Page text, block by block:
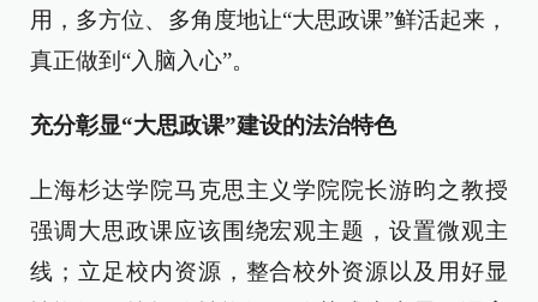
用，多方位、多角度地让“大思政课”鲜活起来，
真正做到“入脑入心”。
充分彰显“大思政课”建设的法治特色
上海杉达学院马克思主义学院院长游昀之教授
强调大思政课应该围绕宏观主题，设置微观主
线；立足校内资源，整合校外资源以及用好显